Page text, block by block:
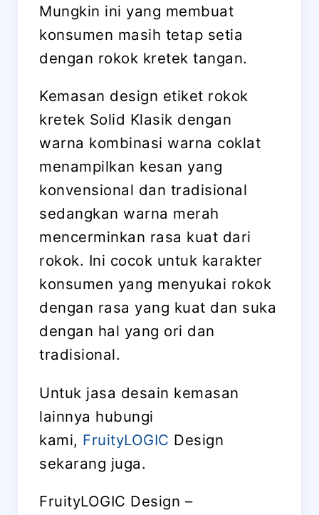
Mungkin ini yang membuat
konsumen masih tetap setia
dengan rokok kretek tangan.
Kemasan design etiket rokok
kretek Solid Klasik dengan
warna kombinasi warna coklat
menampilkan kesan yang
konvensional dan tradisional
sedangkan warna merah
mencerminkan rasa kuat dari
rokok. Ini cocok untuk karakter
konsumen yang menyukai rokok
dengan rasa yang kuat dan suka
dengan hal yang ori dan
tradisional.
Untuk jasa desain kemasan
lainnya hubungi
kami, FruityLOGIC Design
sekarang juga.
FruityLOGIC Design –